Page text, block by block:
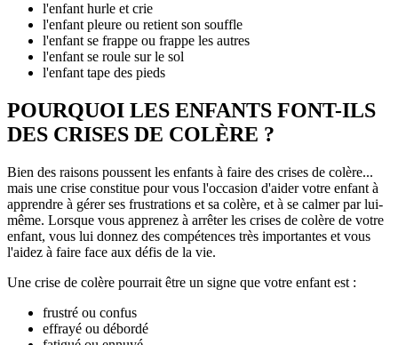
l'enfant hurle et crie
l'enfant pleure ou retient son souffle
l'enfant se frappe ou frappe les autres
l'enfant se roule sur le sol
l'enfant tape des pieds
POURQUOI LES ENFANTS FONT-ILS
DES CRISES DE COLÈRE ?
Bien des raisons poussent les enfants à faire des crises de colère...
mais une crise constitue pour vous l'occasion d'aider votre enfant à
apprendre à gérer ses frustrations et sa colère, et à se calmer par lui-
même. Lorsque vous apprenez à arrêter les crises de colère de votre
enfant, vous lui donnez des compétences très importantes et vous
l'aidez à faire face aux défis de la vie.
Une crise de colère pourrait être un signe que votre enfant est :
frustré ou confus
effrayé ou débordé